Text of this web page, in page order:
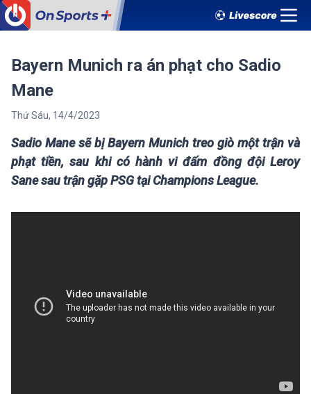
Bayern Munich ra án phạt cho Sadio
Mane
Thứ Sáu, 14/4/2023
Sadio Mane sẽ bị Bayern Munich treo giò một trận và
phạt tiền, sau khi có hành vi đấm đồng đội Leroy
Sane sau trận gặp PSG tại Champions League.